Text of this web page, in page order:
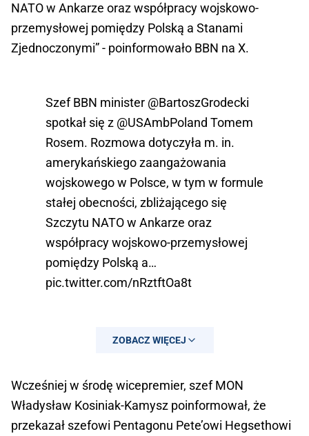
NATO w Ankarze oraz współpracy wojskowo-
przemysłowej pomiędzy Polską a Stanami
Zjednoczonymi” - poinformowało BBN na X.
Szef BBN minister @BartoszGrodecki
spotkał się z @USAmbPoland Tomem
Rosem. Rozmowa dotyczyła m. in.
amerykańskiego zaangażowania
wojskowego w Polsce, w tym w formule
stałej obecności, zbliżającego się
Szczytu NATO w Ankarze oraz
współpracy wojskowo-przemysłowej
pomiędzy Polską a…
pic.twitter.com/nRztftOa8t
ZOBACZ WIĘCEJ
Wcześniej w środę wicepremier, szef MON
Władysław Kosiniak-Kamysz poinformował, że
przekazał szefowi Pentagonu Pete’owi Hegsethowi